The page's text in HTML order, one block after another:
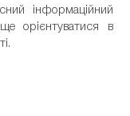
інформаційний
орієнтуватися в